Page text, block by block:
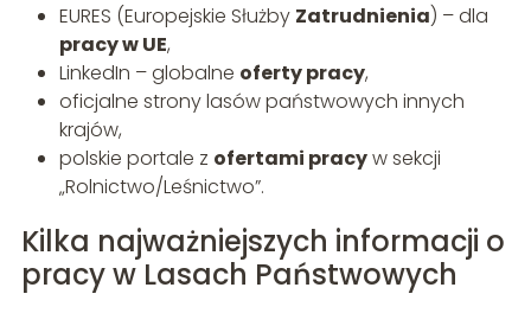
EURES (Europejskie Służby Zatrudnienia) – dla
pracy w UE,
LinkedIn – globalne oferty pracy,
oficjalne strony lasów państwowych innych
krajów,
polskie portale z ofertami pracyw sekcji
„Rolnictwo/Leśnictwo”.
Kilka najważniejszych informacji o
pracy w Lasach Państwowych